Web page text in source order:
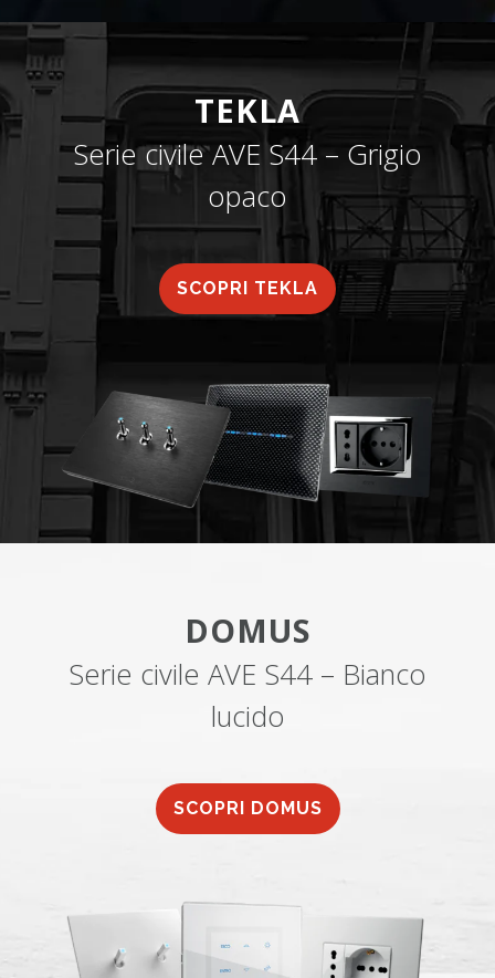
TEKLA
Serie civile AVE S44 – Grigio
opaco
SCOPRI TEKLA
DOMUS
Serie civile AVE S44 – Bianco
lucido
SCOPRI DOMUS